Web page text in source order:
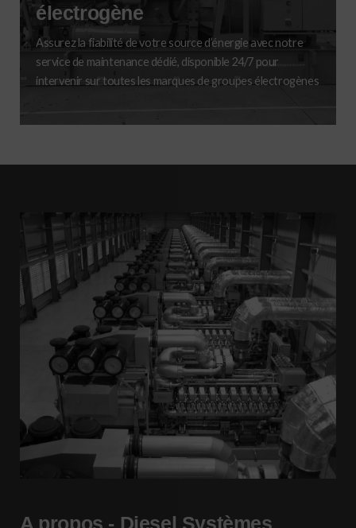
électrogène
Assurez la fiabilité de votre source d’énergie avec notre
service de maintenance dédié, disponible 24/7 pour
intervenir sur toutes les marques de groupes électrogènes
A propos - Diesel Systèmes